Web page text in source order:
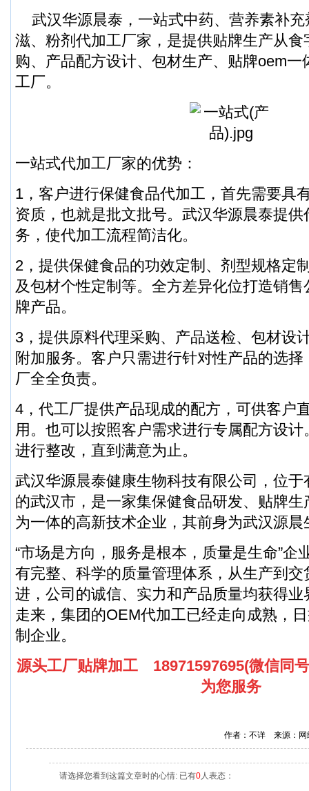
武汉华源晨泰，一站式中药、营养素补充
滋、粉剂代加工厂家，是提供贴牌生产从
购、产品配方设计、包材生产、贴牌oem一
工厂。
一站式代加工厂家的优势：
1，客户进行保健食品代加工，首先需要具
资质，也就是批文批号。武汉华源晨泰提
务，使代加工流程简洁化。
2，提供保健食品的功效定制、剂型规格定
及包材个性定制等。全方差异化位打造销
牌产品。
3，提供原料代理采购、产品送检、包材设
附加服务。客户只需进行针对性产品的选
厂全全负责。
4，代工厂提供产品现成的配方，可供客户
用。也可以按照客户需求进行专属配方设
进行整改，直到满意为止。
武汉华源晨泰健康生物科技有限公司，位于
的武汉市，是一家集保健食品研发、贴牌
为一体的高新技术企业，其前身为武汉源
“市场是方向，服务是根本，质量是生命”企
有完整、科学的质量管理体系，从生产到
进，公司的诚信、实力和产品质量均获得
走来，集团的OEM代加工已经走向成熟，
制企业。
源头工厂贴牌加工 18971597695(微信同
为您服务
作者：不详 来源：
请选择您看到这篇文章时的心情: 已有0人表态：